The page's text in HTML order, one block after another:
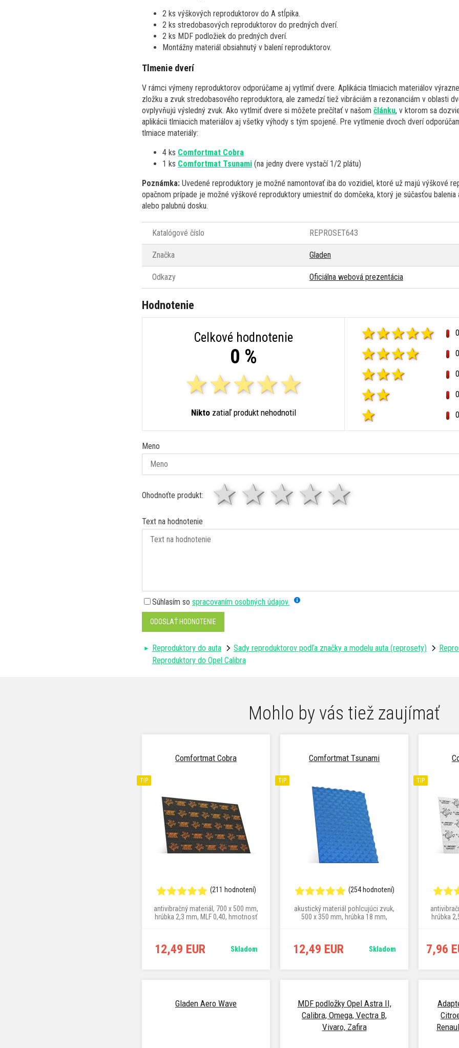
2 ks výškových reproduktorov do A stĺpika.
2 ks stredobasových reproduktorov do predných dverí.
2 ks MDF podložiek do predných dverí.
Montážny materiál obsiahnutý v balení reproduktorov.
Tlmenie dverí
V rámci výmeny reproduktorov odporúčame aj vytlmiť dvere. Aplikácia tlmiacich materiálov
zložku a zvuk stredobasového reproduktora, ale zamedzí tiež vibráciám a rezonanciám v oblasti
ovplyvňujú výsledný zvuk. Ako vytlmiť dvere si môžete prečítať v našom článku, v ktorom sa
aplikácii tlmiacich materiálov aj všetky výhody s tým spojené. Pre vytlmenie dvoch dverí
tlmiace materiály:
4 ks Comfortmat Cobra
1 ks Comfortmat Tsunami (na jedny dvere vystačí 1/2 plátu)
Poznámka: Uvedené reproduktory je možné namontovať iba do vozidiel, ktoré už majú výškové
opačnom prípade je možné výškové reproduktory umiestniť do domčeka, ktorý je súčasťou balenia
alebo palubnú dosku.
Katalógové číslo REPROSET643
Značka Gladen
Odkazy Oficiálna webová prezentácia
Hodnotenie
Celkové hodnotenie
0 %
Niktozatiaľ produkt nehodnotil
Meno
Ohodnoťte produkt: 4 hviezdy
3 hviezdy
2 hviezdy
1 hviezda
Text na hodnotenie
Súhlasím so spracovaním osobných údajov.
ODOSLAŤ HODNOTENIE
Reproduktory do auta Sady reproduktorov podľa značky a modelu auta (reprosety)
Reproduktory do Opel Calibra
Mohlo by vás tiež zaujímať
Comfortmat Cobra
TIP
(211 hodnotení)
antivibračný materiál, 700 x 500 mm,
hrúbka 2,3 mm, MLF 0,40, hmotnosť
12,49 EUR Skladom
Comfortmat Tsunami
TIP
(254 hodnotení)
akustický materiál pohlcujúci zvuk,
500 x 350 mm, hrúbka 18 mm,
12,49 EUR Skladom
TIP
hrúbka
7,96
Gladen Aero Wave
MDF podložky Opel Astra II,
Calibra, Omega, Vectra B,
Vivaro, Zafira